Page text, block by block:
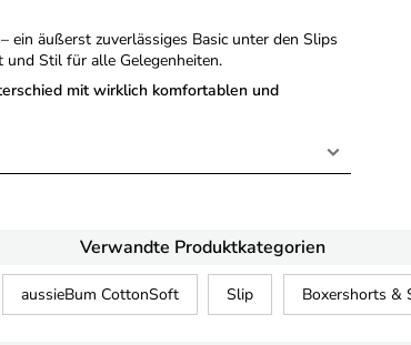
äußerst zuverlässiges Basic unter den Slips
Stil für alle Gelegenheiten.
mit wirklich komfortablen und
Verwandte Produktkategorien
aussieBum CottonSoft Slip Boxershorts &